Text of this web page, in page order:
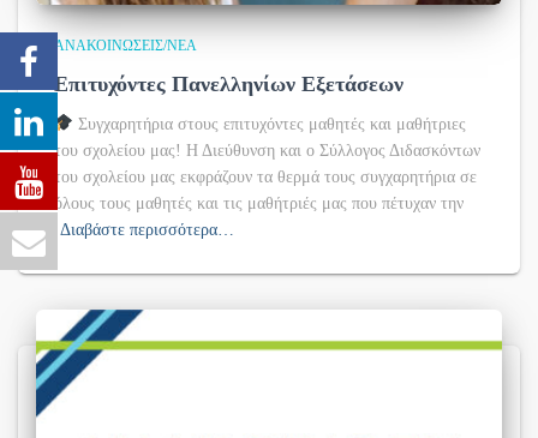
ΑΝΑΚΟΙΝΏΣΕΙΣ/ΝΈΑ
Επιτυχόντες Πανελληνίων Εξετάσεων
Συγχαρητήρια στους επιτυχόντες μαθητές και μαθήτριες
του σχολείου μας! Η Διεύθυνση και ο Σύλλογος Διδασκόντων
του σχολείου μας εκφράζουν τα θερμά τους συγχαρητήρια σε
όλους τους μαθητές και τις μαθήτριές μας που πέτυχαν την
Διαβάστε περισσότερα…